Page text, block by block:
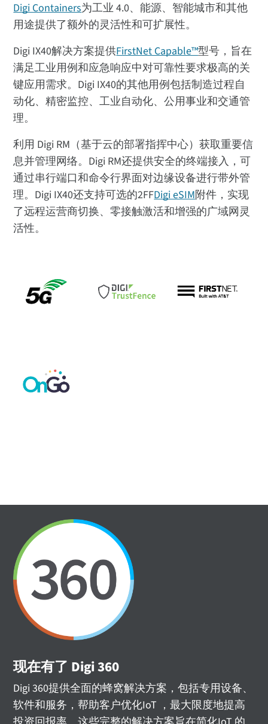
Digi Containers为工业 4.0、能源、智能城市和其他
用途提供了额外的灵活性和可扩展性。
Digi IX40解决方案提供FirstNet Capable™型号，旨在
满足工业用例和应急响应中对可靠性要求极高的关
键应用需求。Digi IX40的其他用例包括制造过程自
动化、精密监控、工业自动化、公用事业和交通管
理。
利用 Digi RM（基于云的部署指挥中心）获取重要信
息并管理网络。Digi RM还提供安全的终端接入，可
通过串行端口和命令行界面对边缘设备进行带外管
理。Digi IX40还支持可选的2FFDigi eSIM附件，实现
了远程运营商切换、零接触激活和增强的广域网灵
活性。
现在有了 Digi 360
Digi 360提供全面的蜂窝解决方案，包括专用设备、
软件和服务，帮助客户优化IoT ，最大限度地提高